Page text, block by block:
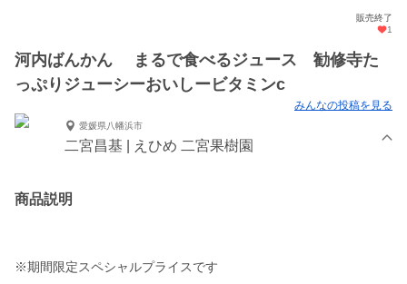
販売終了
1
河内ばんかん まるで食べるジュース 勧修寺た
っぷりジューシーおいしービタミンc
みんなの投稿を見る
愛媛県八幡浜市
二宮昌基 | えひめ 二宮果樹園
商品説明
※期間限定スペシャルプライスです